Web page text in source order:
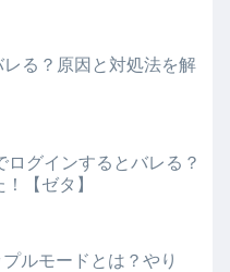
レる？原因と対処法を解
ログインするとバレる？
【ゼタ】
プルモードとは？やり